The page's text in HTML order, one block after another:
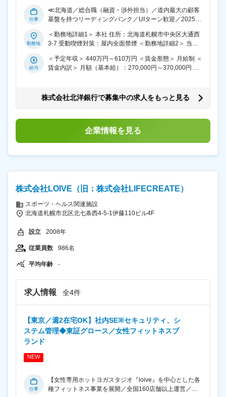
制度有 ■業務内容： 法人のお客さまと企業の成長や経営
課題に中長期で伴走する法人営業に従事いただきます。
法人営業経験を活かしながら融資提案にとどまらず、企
業の未来をどうつくっていくか、より経営に近いフィー
期的な顧客先訪問による関係深耕、一部新規顧客の開拓
■運転資金・設備資金等の融資提案(融資先の新規開拓ふ
営課題のヒアリング、深堀および各種ソリューションサ
していく」営業スタイルです。 ■評価制度・キャリアパ
偏らず、自身で目標を設定し、上長と対話しながら成長
を支援する評価文化のもと、長期的なキャリア形成を実
現できます。 変更の範囲：会社の定める業務
≪北海道／総合職（融資・渉外担当）／道内最大の顧客
基盤を持つリーディングバンク／UIターン歓迎／2025年
キャリアが用意されており、自己成長やスキルアップに
最適な環境≫ ■業務内容 各店舗の状況に応じて、法人の
お客様を中心に融資、渉外業務を行っていただきます。
将来的には経験に応じて、マネジメント業務や本店での
理) ・債券保全業務(延滞・管理債権の正常化、回収)、経
営改善支援 ・店舗によっては、一部個人融資業務(各種
ローンの相談、受付、実行、管理) ●渉外課業務 ・法人
(公法人や諸団体含む)、個人との取引拡大、深耕業務 ・
事業性融資の相談、案件化(決算分析、案件相談、実行管
当行では行員のスキルや入行年数に応じて、多彩な教育
https://www.hokuyobank.co.jp/recruit/fresh/recruit/training/
■当行の特徴 当行では営業店・本部・関連会社が連携し
ながら、「北洋銀行グループ」でお客さまの声に応えて
おります。 営業店は、地域のお客さまのために多彩な業
しての知識・経験を活かしたサービスにより、 「お客さ
する本部は、北海道経済の現在と未来を見つめていま
の持続的な発展に貢献す るのも大切な役割をになってお
の範囲：会社の定める業務
＜勤務地詳細1＞ 本社 住所：北海道札幌市中央区大通西
3-7 受動喫煙対策：屋内全面禁煙 ＜勤務地詳細2＞ 当行
の範囲：会社の定める事業所
＜予定年収＞ 440万円～610万円 ＜賃金形態＞ 月給制 ＜
賃金内訳＞ 月額（基本給）：270,000円～370,000円 ＜
慮の上、決定します。 ■昇給：あり ■賞与：年2回（昨年
株式会社北洋銀行で募集中の求人をもっと見る
企業情報を見る
株式会社LOIVE（旧：株式会社LIFECREATE）
スポーツ・ヘルス関連施設
北海道札幌市北区北七条西4-5-1伊藤110ビル4F
設立 2008年
従業員数 986名
平均年齢 -
求人情報 全4件
【東京／週2在宅OK】社内SE※セキュリティ、シ
ステム管理◆東証グロース／女性フィットネスブ
ランド
NEW
【女性専用ホットヨガスタジオ『loive』を中心とした各
種フィットネス事業を展開／全国160店舗以上運営／